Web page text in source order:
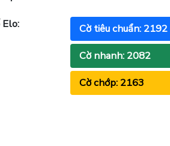
Elo:
Cờ tiêu chuẩn: 2192
Cờ nhanh: 2082
Cờ chớp: 2163